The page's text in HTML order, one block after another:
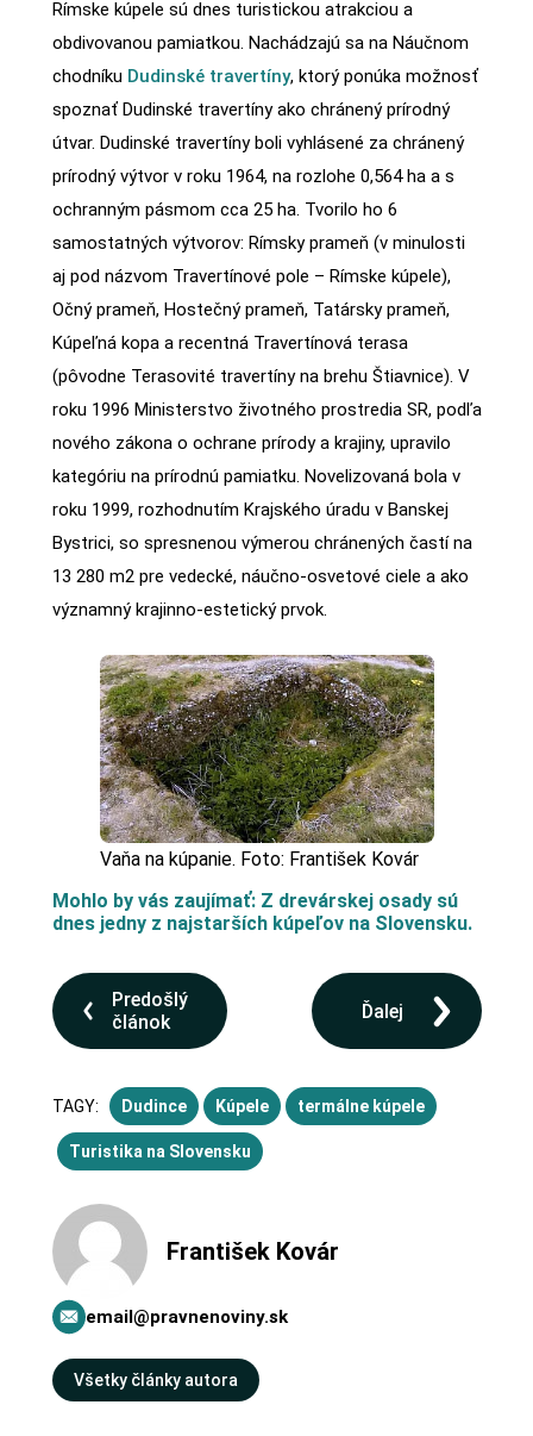
Rímske kúpele sú dnes turistickou atrakciou a
obdivovanou pamiatkou. Nachádzajú sa na Náučnom
chodníku Dudinské travertíny, ktorý ponúka možnosť
spoznať Dudinské travertíny ako chránený prírodný
útvar. Dudinské travertíny boli vyhlásené za chránený
prírodný výtvor v roku 1964, na rozlohe 0,564 ha a s
ochranným pásmom cca 25 ha. Tvorilo ho 6
samostatných výtvorov: Rímsky prameň (v minulosti
aj pod názvom Travertínové pole – Rímske kúpele),
Očný prameň, Hostečný prameň, Tatársky prameň,
Kúpeľná kopa a recentná Travertínová terasa
(pôvodne Terasovité travertíny na brehu Štiavnice). V
roku 1996 Ministerstvo životného prostredia SR, podľa
nového zákona o ochrane prírody a krajiny, upravilo
kategóriu na prírodnú pamiatku. Novelizovaná bola v
roku 1999, rozhodnutím Krajského úradu v Banskej
Bystrici, so spresnenou výmerou chránených častí na
13 280 m2 pre vedecké, náučno-osvetové ciele a ako
významný krajinno-estetický prvok.
Vaňa na kúpanie. Foto: František Kovár
Mohlo by vás zaujímať: Z drevárskej osady sú
dnes jedny z najstarších kúpeľov na Slovensku.
Predošlý
článok
Ďalej
TAGY: Dudince Kúpele termálne kúpele
Turistika na Slovensku
František Kovár
email@pravnenoviny.sk
Všetky články autora